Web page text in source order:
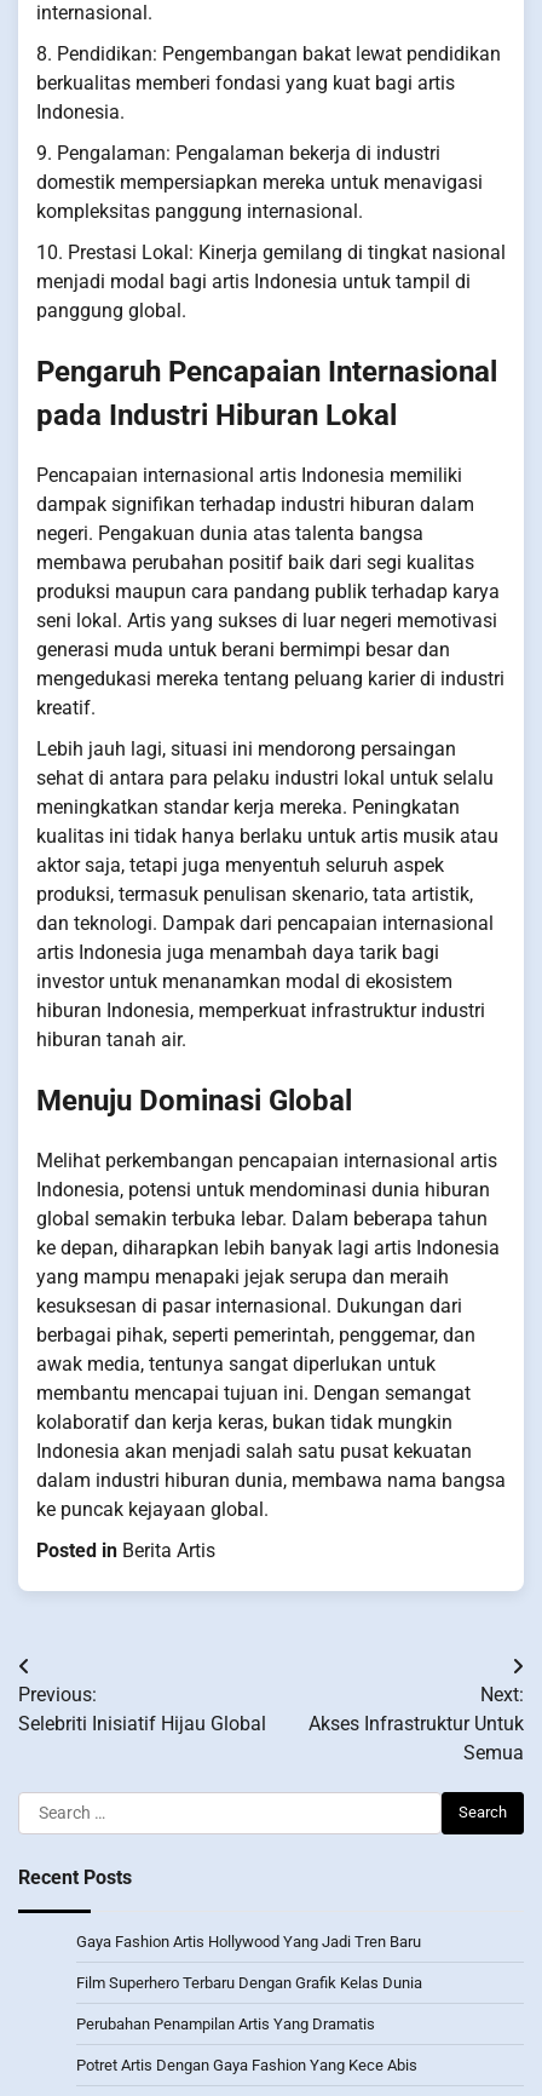
internasional.
8. Pendidikan: Pengembangan bakat lewat pendidikan
berkualitas memberi fondasi yang kuat bagi artis
Indonesia.
9. Pengalaman: Pengalaman bekerja di industri
domestik mempersiapkan mereka untuk menavigasi
kompleksitas panggung internasional.
10. Prestasi Lokal: Kinerja gemilang di tingkat nasional
menjadi modal bagi artis Indonesia untuk tampil di
panggung global.
Pengaruh Pencapaian Internasional
pada Industri Hiburan Lokal
Pencapaian internasional artis Indonesia memiliki
dampak signifikan terhadap industri hiburan dalam
negeri. Pengakuan dunia atas talenta bangsa
membawa perubahan positif baik dari segi kualitas
produksi maupun cara pandang publik terhadap karya
seni lokal. Artis yang sukses di luar negeri memotivasi
generasi muda untuk berani bermimpi besar dan
mengedukasi mereka tentang peluang karier di industri
kreatif.
Lebih jauh lagi, situasi ini mendorong persaingan
sehat di antara para pelaku industri lokal untuk selalu
meningkatkan standar kerja mereka. Peningkatan
kualitas ini tidak hanya berlaku untuk artis musik atau
aktor saja, tetapi juga menyentuh seluruh aspek
produksi, termasuk penulisan skenario, tata artistik,
dan teknologi. Dampak dari pencapaian internasional
artis Indonesia juga menambah daya tarik bagi
investor untuk menanamkan modal di ekosistem
hiburan Indonesia, memperkuat infrastruktur industri
hiburan tanah air.
Menuju Dominasi Global
Melihat perkembangan pencapaian internasional artis
Indonesia, potensi untuk mendominasi dunia hiburan
global semakin terbuka lebar. Dalam beberapa tahun
ke depan, diharapkan lebih banyak lagi artis Indonesia
yang mampu menapaki jejak serupa dan meraih
kesuksesan di pasar internasional. Dukungan dari
berbagai pihak, seperti pemerintah, penggemar, dan
awak media, tentunya sangat diperlukan untuk
membantu mencapai tujuan ini. Dengan semangat
kolaboratif dan kerja keras, bukan tidak mungkin
Indonesia akan menjadi salah satu pusat kekuatan
dalam industri hiburan dunia, membawa nama bangsa
ke puncak kejayaan global.
Posted in Berita Artis
Post
navigation
Previous:
Selebriti Inisiatif Hijau Global
Next:
Akses Infrastruktur Untuk
Semua
Search
for:
Recent Posts
Gaya Fashion Artis Hollywood Yang Jadi Tren Baru
Film Superhero Terbaru Dengan Grafik Kelas Dunia
Perubahan Penampilan Artis Yang Dramatis
Potret Artis Dengan Gaya Fashion Yang Kece Abis